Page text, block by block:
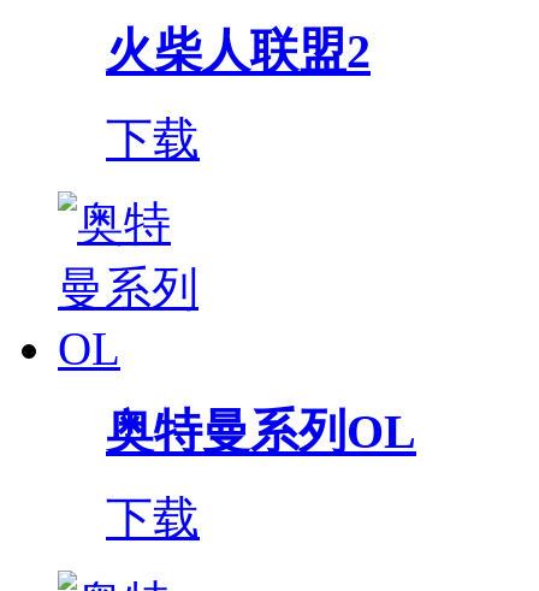
火柴人联盟2
下载
奥特曼系列OL
下载